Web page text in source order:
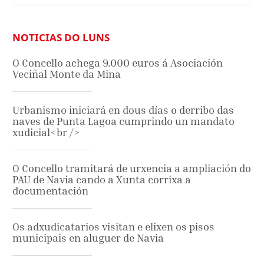
NOTICIAS DO LUNS
O Concello achega 9.000 euros á Asociación
Veciñal Monte da Mina
Urbanismo iniciará en dous días o derribo das
naves de Punta Lagoa cumprindo un mandato
xudicial<br />
O Concello tramitará de urxencia a ampliación do
PAU de Navia cando a Xunta corrixa a
documentación
Os adxudicatarios visitan e elixen os pisos
municipais en aluguer de Navia